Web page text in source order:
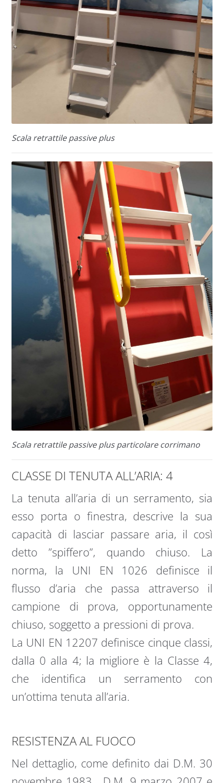
Scala retrattile passive plus
Scala retrattile passive plus particolare corrimano
CLASSE DI TENUTA ALL’ARIA: 4
La tenuta all’aria di un serramento, sia
esso porta o finestra, descrive la sua
capacità di lasciar passare aria, il così
detto ”spiffero”, quando chiuso. La
norma, la UNI EN 1026 definisce il
flusso d’aria che passa attraverso il
campione di prova, opportunamente
chiuso, soggetto a pressioni di prova.
La UNI EN 12207 definisce cinque classi,
dalla 0 alla 4; la migliore è la Classe 4,
che identifica un serramento con
un’ottima tenuta all’aria.
RESISTENZA AL FUOCO
Nel dettaglio, come definito dai D.M. 30